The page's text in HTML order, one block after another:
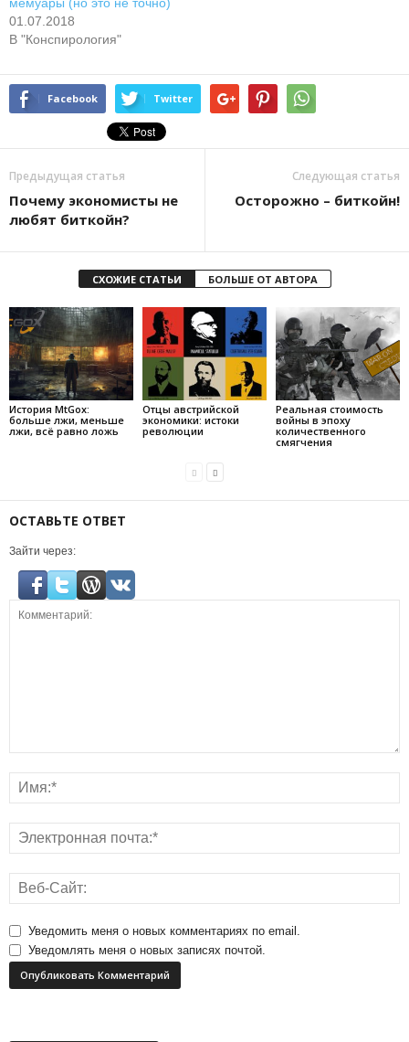
01.07.2018
В "Конспирология"
Facebook Twitter
Предыдущая статья
Почему экономисты не
любят биткойн?
Следующая статья
Осторожно – биткойн!
СХОЖИЕ СТАТЬИ БОЛЬШЕ ОТ АВТОРА
История MtGox:
больше лжи, меньше
лжи, всё равно ложь
Отцы австрийской
экономики: истоки
революции
Реальная стоимость
войны в эпоху
количественного
смягчения
ОСТАВЬТЕ ОТВЕТ
Зайти через:
Уведомить меня о новых комментариях по email.
Уведомлять меня о новых записях почтой.